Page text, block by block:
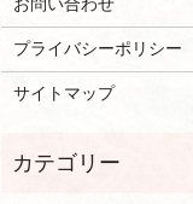
お問い合わせ
プライバシーポリシー
サイトマップ